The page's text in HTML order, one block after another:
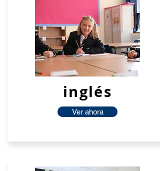
inglés
Ver ahora